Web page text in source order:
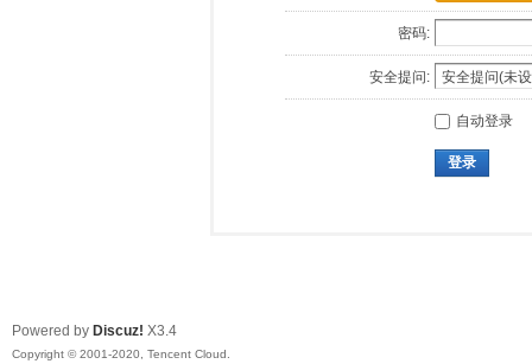
密码:
安全提问:
自动登录
登录
Powered by Discuz! X3.4
Copyright © 2001-2020, Tencent Cloud.